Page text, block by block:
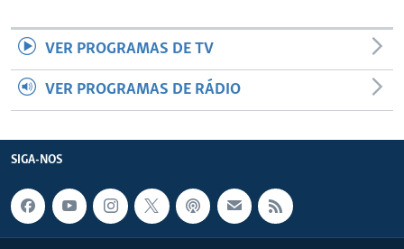
VER PROGRAMAS DE TV
VER PROGRAMAS DE RÁDIO
SIGA-NOS